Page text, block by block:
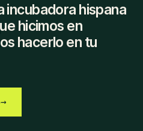
incubadora hispana
hicimos en
hacerlo en tu
→